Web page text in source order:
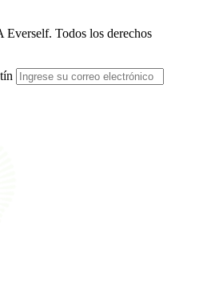
Todos los derechos